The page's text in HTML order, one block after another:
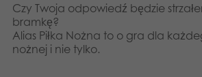
Czy Twoja odpowiedź będzie
bramkę?
Alias Piłka Nożna to o gra dla
nożnej i nie tylko.